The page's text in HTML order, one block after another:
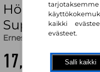
Höpersankarit:
Superit
Ernest Lawson,Maria
17,00 €
kaikki
evästeet.
Salli kaikki